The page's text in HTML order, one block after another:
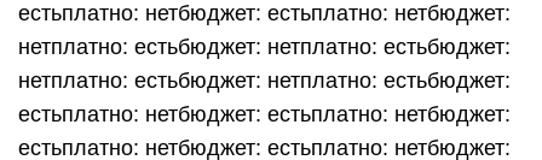
естьплатно: нетбюджет: естьплатно: нетбюджет:
нетплатно: естьбюджет: нетплатно: естьбюджет:
нетплатно: естьбюджет: нетплатно: естьбюджет:
естьплатно: нетбюджет: естьплатно: нетбюджет:
естьплатно: нетбюджет: естьплатно: нетбюджет: